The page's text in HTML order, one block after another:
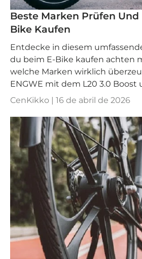
Beste Marken Prüfen Und
Bike Kaufen
Entdecke in diesem
du beim E-Bike kaufen achten
welche Marken wirklich
ENGWE mit dem L20 3.0 Boost
CenKikko | 16 de abril de 2026